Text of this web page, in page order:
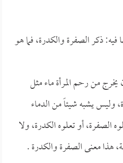
فيه: ذكر الصفرة والكدرة، فما هو
من رحم المرأة ماء مثل
وليس يشبه شيئاً من الدماء
الصفرة، أو تعلوه الكدرة، ولا
هذا معنى الصفرة والكدرة .